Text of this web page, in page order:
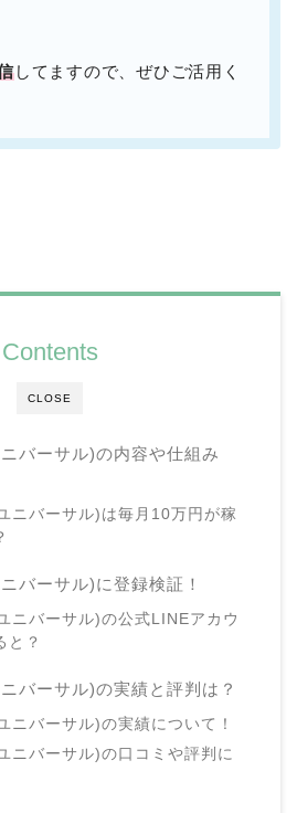
してますので、ぜひご活用く
CLOSE
Contents
バーサル)の内容や仕組み
ニバーサル)は毎月10万円が稼
バーサル)に登録検証！
ニバーサル)の公式LINEアカウ
と？
バーサル)の実績と評判は？
ニバーサル)の実績について！
ニバーサル)の口コミや評判に